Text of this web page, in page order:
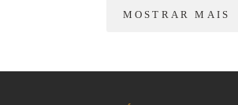
MOSTRAR MAIS